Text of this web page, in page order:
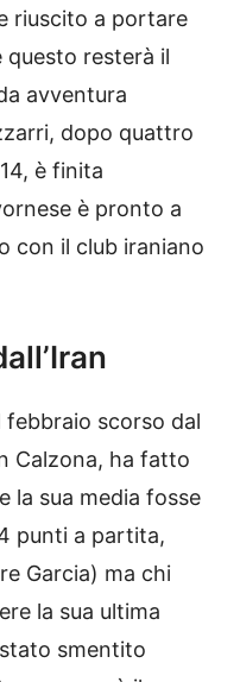
riuscito a portare
questo resterà il
avventura
dopo quattro
è finita
è pronto a
con il club iraniano
scorso dal
Calzona, ha fatto
la sua media fosse
punti a partita,
Garcia) ma chi
la sua ultima
smentito